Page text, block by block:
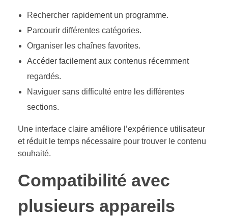
Rechercher rapidement un programme.
Parcourir différentes catégories.
Organiser les chaînes favorites.
Accéder facilement aux contenus récemment
regardés.
Naviguer sans difficulté entre les différentes
sections.
Une interface claire améliore l’expérience utilisateur
et réduit le temps nécessaire pour trouver le contenu
souhaité.
Compatibilité avec
plusieurs appareils